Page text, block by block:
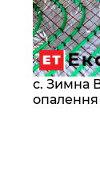
с. Зимна